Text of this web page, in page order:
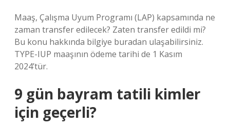
Maaş, Çalışma Uyum Programı (LAP) kapsamında ne
zaman transfer edilecek? Zaten transfer edildi mi?
Bu konu hakkında bilgiye buradan ulaşabilirsiniz.
TYPE-IUP maaşının ödeme tarihi de 1 Kasım
2024’tür.
9 gün bayram tatili kimler
için geçerli?